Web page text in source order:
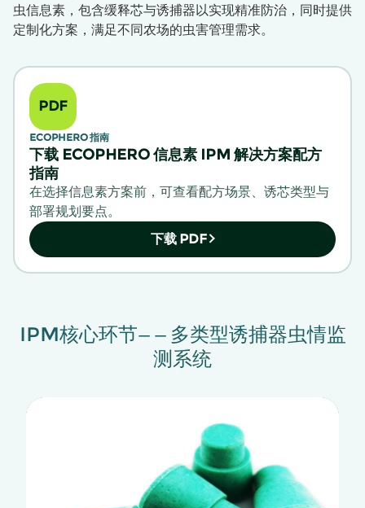
虫信息素，包含缓释芯与诱捕器以实现精准防治，同时提供
定制化方案，满足不同农场的虫害管理需求。
PDF
ECOPHERO 指南
下载 ECOPHERO 信息素 IPM 解决方案配方
指南
在选择信息素方案前，可查看配方场景、诱芯类型与
部署规划要点。
下载 PDF
IPM核心环节——多类型诱捕器虫情监
测系统